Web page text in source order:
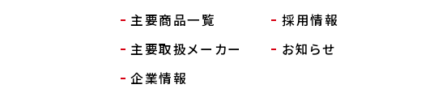
主要商品一覧
採用情報
主要取扱メーカー
お知らせ
企業情報